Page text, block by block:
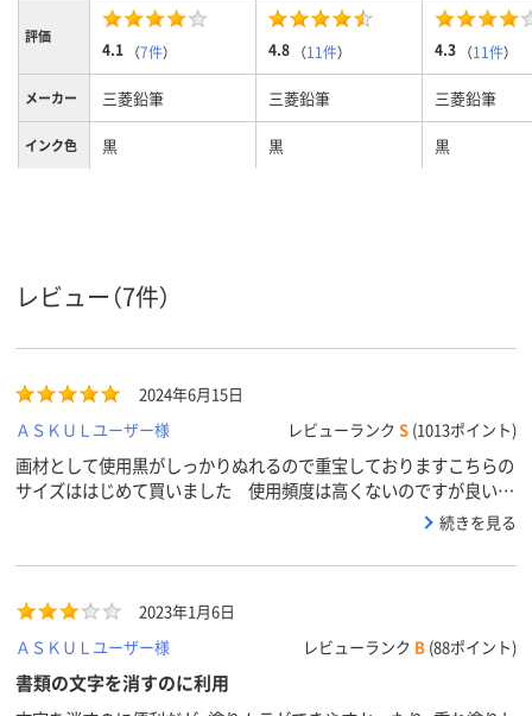
評価
4.1 （7件） 4.8 （11件） 4.3 （11件）
メーカー 三菱鉛筆 三菱鉛筆 三菱鉛筆
インク色 黒 黒 黒
カラーグ
ループ
ブラック系
レビュー（7件）
2024年6月15日
ＡＳＫＵＬユーザー様
レビューランク S (1013ポイント)
画材として使用黒がしっかりぬれるので重宝しておりますこちらの
サイズははじめて買いました 使用頻度は高くないのですが良いで
続きを見る
2023年1月6日
ＡＳＫＵＬユーザー様
レビューランク B (88ポイント)
書類の文字を消すのに利用